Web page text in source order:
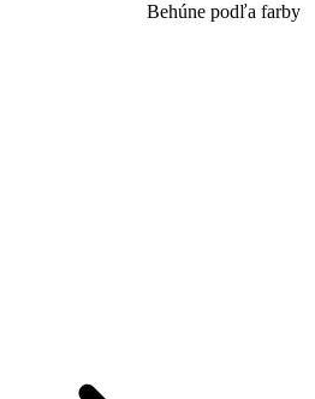
Behúne podľa farby